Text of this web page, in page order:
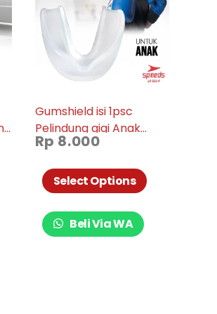
Gumshield isi 1psc
Pelindung gigi Anak
untuk Original, Import
speeds 033-9
Rp 8.000
Select Options
Beli Via WA